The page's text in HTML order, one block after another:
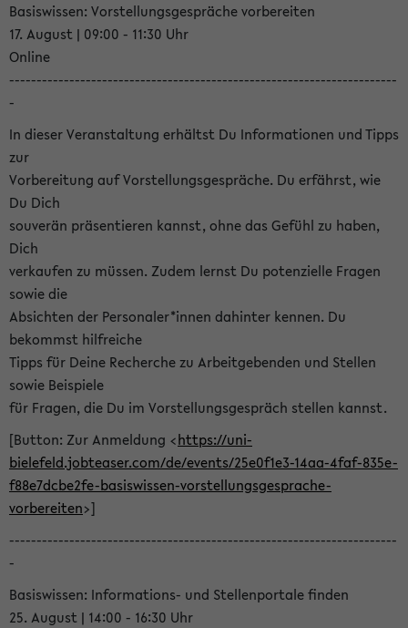
Basiswissen: Vorstellungsgespräche vorbereiten
17. August | 09:00 - 11:30 Uhr
Online
-----------------------------------------------------------------------
-
In dieser Veranstaltung erhältst Du Informationen und Tipps
zur
Vorbereitung auf Vorstellungsgespräche. Du erfährst, wie
Du Dich
souverän präsentieren kannst, ohne das Gefühl zu haben,
Dich
verkaufen zu müssen. Zudem lernst Du potenzielle Fragen
sowie die
Absichten der Personaler*innen dahinter kennen. Du
bekommst hilfreiche
Tipps für Deine Recherche zu Arbeitgebenden und Stellen
sowie Beispiele
für Fragen, die Du im Vorstellungsgespräch stellen kannst.
[Button: Zur Anmeldung <https://uni-
bielefeld.jobteaser.com/de/events/25e0f1e3-14aa-4faf-835e-
f88e7dcbe2fe-basiswissen-vorstellungsgesprache-
vorbereiten>]
-----------------------------------------------------------------------
-
Basiswissen: Informations- und Stellenportale finden
25. August | 14:00 - 16:30 Uhr